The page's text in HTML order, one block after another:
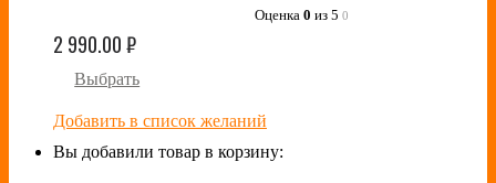
Оценка 0 из 5 0
2 990.00₽
Выбрать
Добавить в список желаний
Вы добавили товар в корзину: